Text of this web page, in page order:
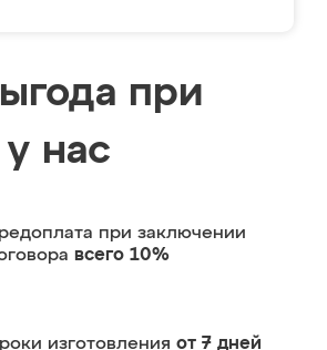
при
у нас
при заключении
всего 10%
изготовления от 7 дней